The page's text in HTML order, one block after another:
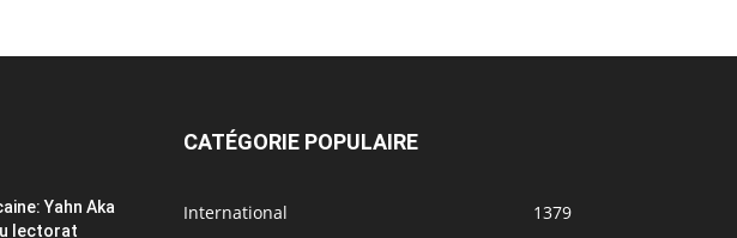
Yahn Aka
lectorat
CATÉGORIE POPULAIRE
International
1379